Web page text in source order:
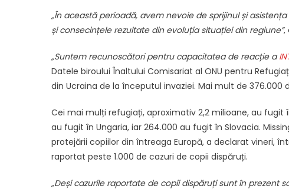
„În această perioadă, avem nevoie de sprijinul și
și consecințele rezultate din evoluția situației din regiune”,
„Suntem recunoscători pentru capacitatea de reacție a
Datele biroului Înaltului Comisariat al ONU pentru
din Ucraina de la începutul invaziei. Mai mult de
Cei mai mulți refugiați, aproximativ 2,2 milioane, au fugit
au fugit în Ungaria, iar 264.000 au fugit în Slovacia.
protejării copiilor din întreaga Europă, a declarat vineri,
raportat peste 1.000 de cazuri de copii dispăruți.
„Deși cazurile raportate de copii dispăruți sunt în prezent